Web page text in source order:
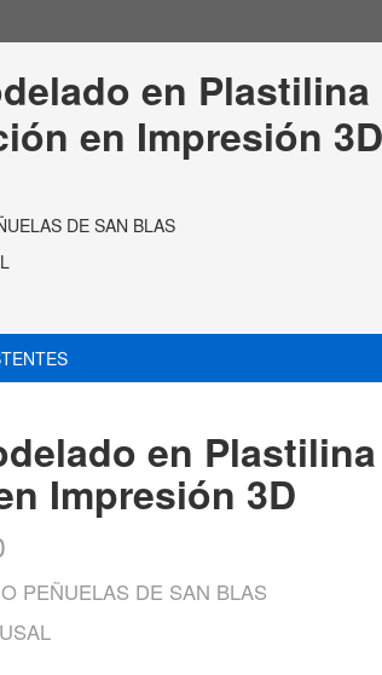
en Plastilina
en Impresión 3D
DE SAN BLAS
en
Impresión 3D
PEÑUELAS DE SAN BLAS